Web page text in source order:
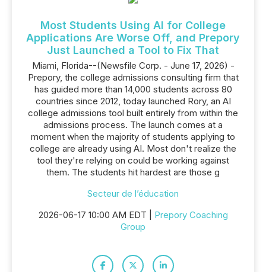
Most Students Using AI for College
Applications Are Worse Off, and Prepory
Just Launched a Tool to Fix That
Miami, Florida--(Newsfile Corp. - June 17, 2026) -
Prepory, the college admissions consulting firm that
has guided more than 14,000 students across 80
countries since 2012, today launched Rory, an AI
college admissions tool built entirely from within the
admissions process. The launch comes at a
moment when the majority of students applying to
college are already using AI. Most don't realize the
tool they're relying on could be working against
them. The students hit hardest are those g
Secteur de l’éducation
2026-06-17 10:00 AM EDT | Prepory Coaching
Group